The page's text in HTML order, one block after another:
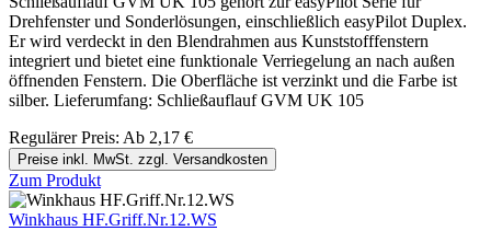
Drehfenster und Sonderlösungen, einschließlich easyPilot Duplex.
Er wird verdeckt in den Blendrahmen aus Kunststofffenstern
integriert und bietet eine funktionale Verriegelung an nach außen
öffnenden Fenstern. Die Oberfläche ist verzinkt und die Farbe ist
silber. Lieferumfang: Schließauflauf GVM UK 105
Regulärer Preis: Ab 2,17 €
Preise inkl. MwSt. zzgl. Versandkosten
Zum Produkt
Winkhaus HF.Griff.Nr.12.WS